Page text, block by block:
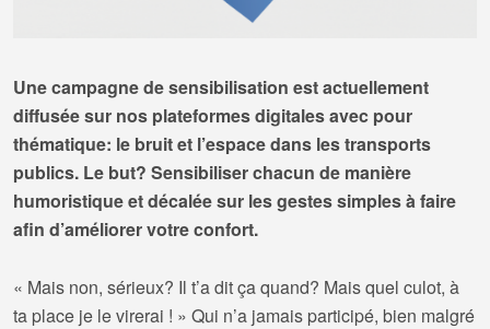
Une campagne de sensibilisation est actuellement
diffusée sur nos plateformes digitales avec pour
thématique: le bruit et l’espace dans les transports
publics. Le but? Sensibiliser chacun de manière
humoristique et décalée sur les gestes simples à faire
afin d’améliorer votre confort.
« Mais non, sérieux? Il t’a dit ça quand? Mais quel culot, à
ta place je le virerai ! » Qui n’a jamais participé, bien malgré